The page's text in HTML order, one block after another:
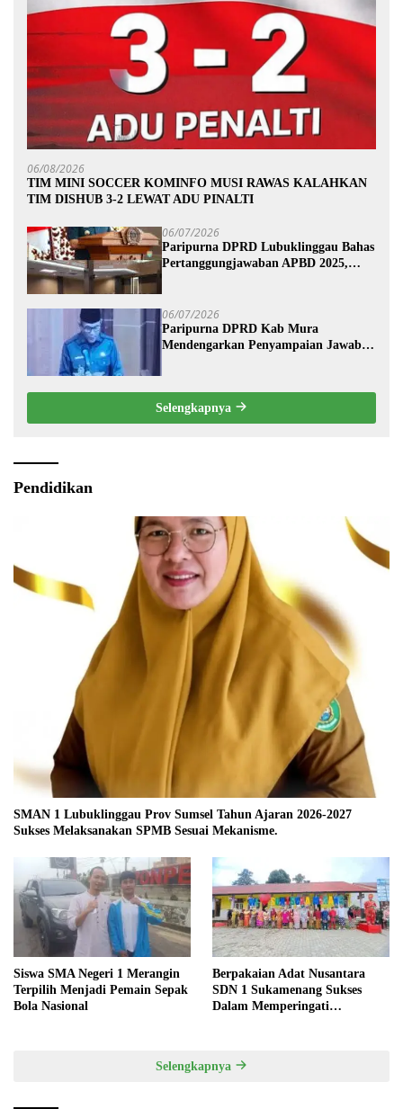
06/08/2026
TIM MINI SOCCER KOMINFO MUSI RAWAS KALAHKAN
TIM DISHUB 3-2 LEWAT ADU PINALTI
06/07/2026
Paripurna DPRD Lubuklinggau Bahas
Pertanggungjawaban APBD 2025,
06/07/2026
Paripurna DPRD Kab Mura
Mendengarkan Penyampaian Jawaban
Kabupaten Musi Rawas Tahun
Anggaran 2025.
Selengkapnya
Pendidikan
SMAN 1 Lubuklinggau Prov Sumsel Tahun Ajaran 2026-2027
Sukses Melaksanakan SPMB Sesuai Mekanisme.
Siswa SMA Negeri 1 Merangin
Terpilih Menjadi Pemain Sepak
Bola Nasional
Berpakaian Adat Nusantara
SDN 1 Sukamenang Sukses
Dalam Memperingati
Selengkapnya